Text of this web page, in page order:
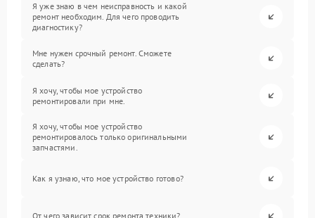
Я уже знаю в чем неисправность и какой
ремонт необходим. Для чего проводить
диагностику?
Мне нужен срочный ремонт. Сможете
сделать?
Я хочу, чтобы мое устройство
ремонтировали при мне.
Я хочу, чтобы мое устройство
ремонтировалось только оригинальными
запчастями.
Как я узнаю, что мое устройство готово?
От чего зависит срок ремонта техники?